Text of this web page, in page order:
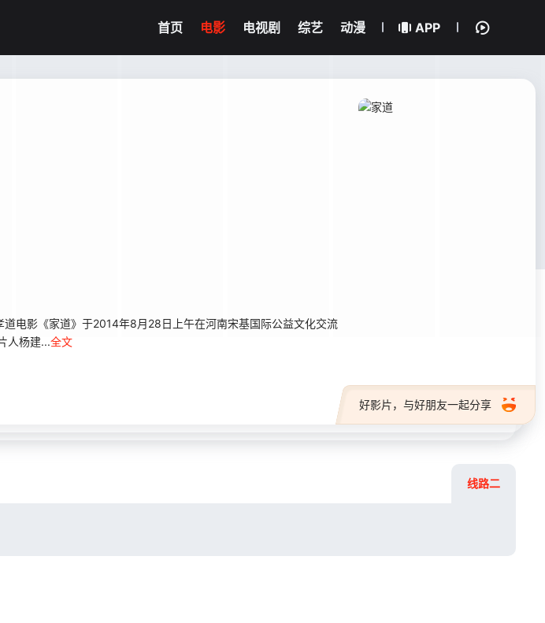
首页 电影 电视剧 综艺 动漫 APP
电影《家道》于2014年8月28日上午在河南宋基国际公益文化交流
人杨建...全文
好影片，与好朋友一起分享
线路二